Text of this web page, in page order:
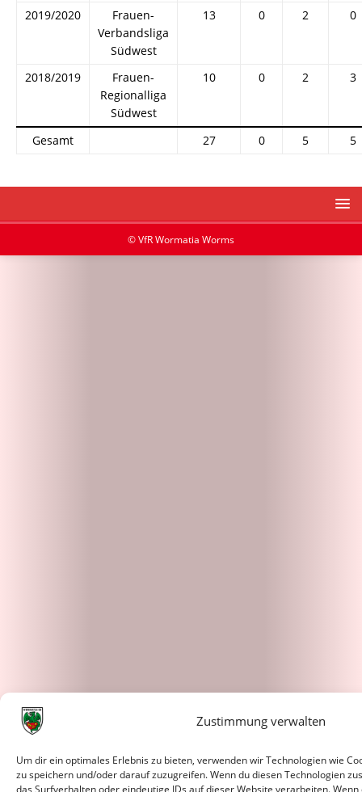
Zustimmung verwalten
Um dir ein optimales Erlebnis zu bieten, verwenden wir Technologien wie
zu speichern und/oder darauf zuzugreifen. Wenn du diesen Technologien
das Surfverhalten oder eindeutige IDs auf dieser Website verarbeiten.
2019/2020
Frauen-
Verbandsliga
Südwest
13 0 2 0
2018/2019
Frauen-
Regionalliga
Südwest
10 0 2 3
Gesamt 27 0 5 5
© VfR Wormatia Worms